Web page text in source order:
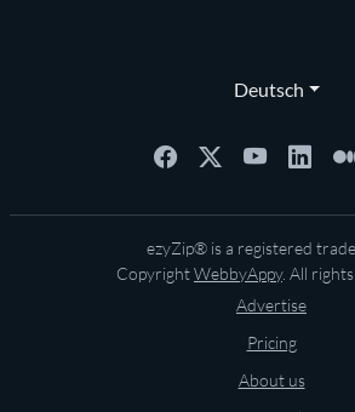
Deutsch
ezyZip® is a registered
CopyrightWebbyAppy. All
Advertise
Pricing
About us